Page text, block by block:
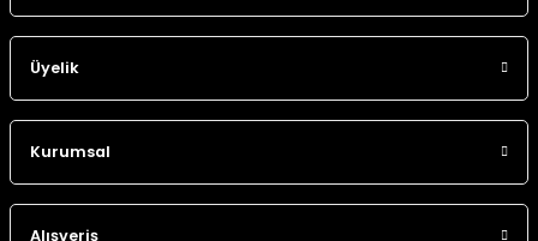
Üyelik
Kurumsal
Alışveriş